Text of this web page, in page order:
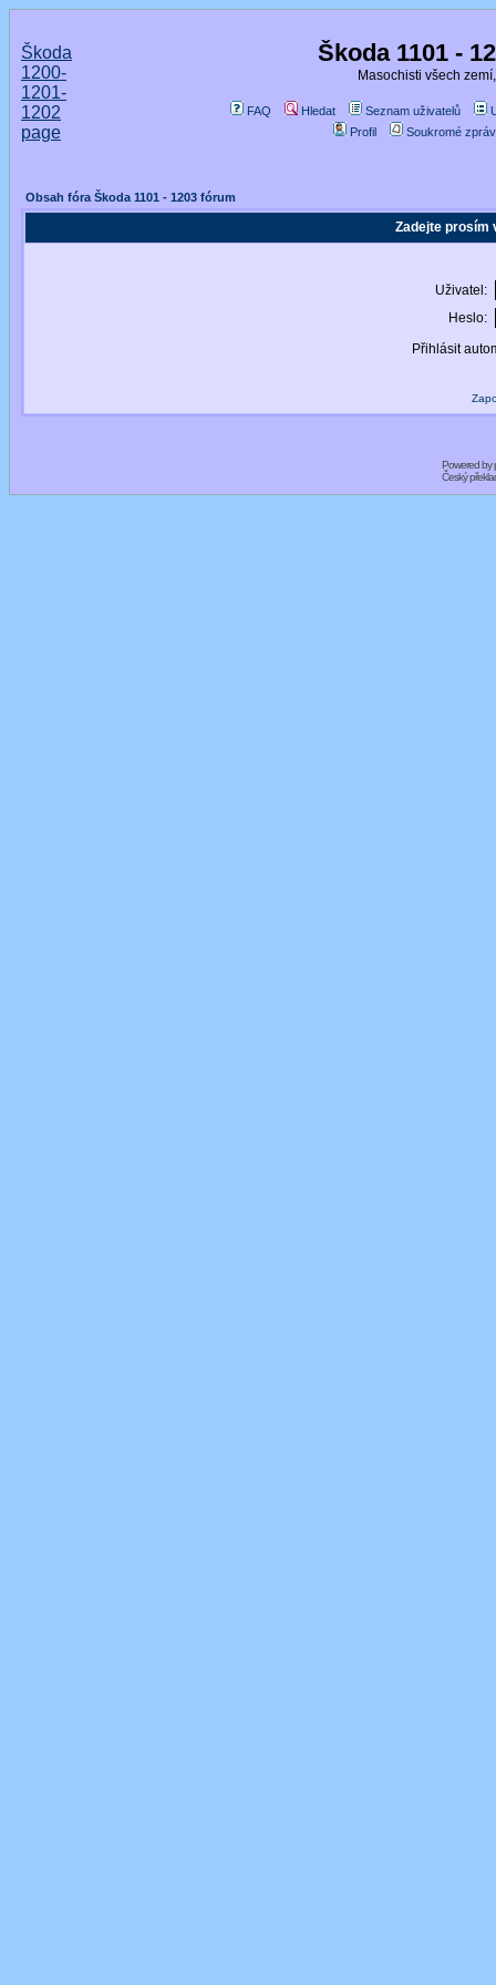
Škoda
1200-
1201-
1202
page
Škoda 1101 -
Masochisti všech
FAQ Hledat Seznam uživatelů
Profil
Soukromé
Obsah fóra Škoda 1101 - 1203 fórum
Zadejte prosím
Uživatel:
Heslo:
Přihlásit
Powered by
Český